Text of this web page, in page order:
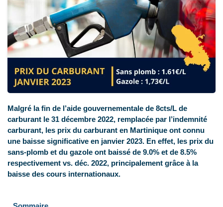
Malgré la fin de l’aide gouvernementale de 8cts/L de
carburant le 31 décembre 2022, remplacée par l’indemnité
carburant, les prix du carburant en Martinique ont connu
une baisse significative en janvier 2023. En effet, les prix du
sans-plomb et du gazole ont baissé de 9.0% et de 8.5%
respectivement vs. déc. 2022, principalement grâce à la
baisse des cours internationaux.